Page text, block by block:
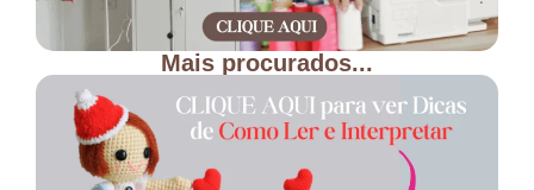
Mais procurados...